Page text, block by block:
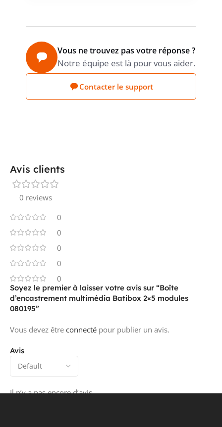
PLOMBABLE non
AVEC BLINDAGE
SECTION MAX.
BORNE FIXÉE EN POSITION
FIXATION PAR CROCHET
Vous ne trouvez pas votre réponse ?
Notre équipe est là pour vous aider.
Contacter le support
Avis clients
0 reviews
0
0
0
0
0
Avis
Il n’y a pas encore d’avis.
Soyez le premier à laisser votre avis sur “Boîte
d’encastrement multimédia Batibox 2×5 modules
080195”
Vous devez être connecté pour publier un avis.